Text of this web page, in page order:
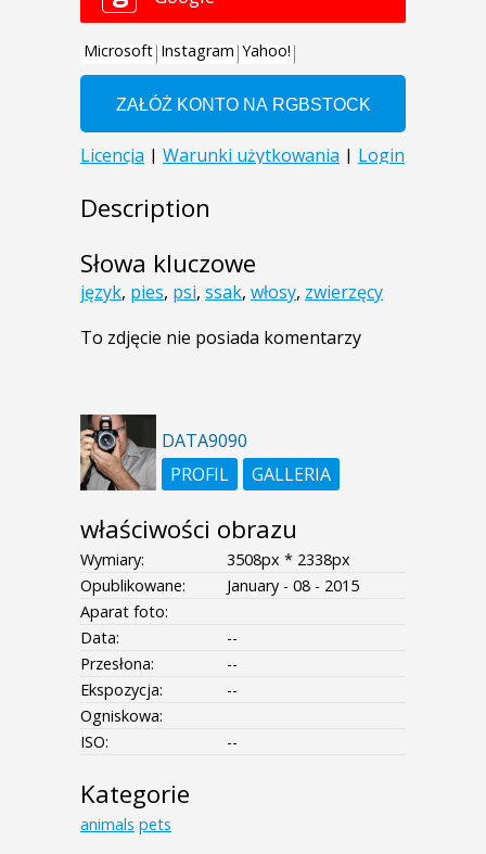
Description
Słowa kluczowe
język, pies, psi, ssak, włosy, zwierzęcy
To zdjęcie nie posiada komentarzy
DATA9090
PROFIL
GALLERIA
właściwości obrazu
Wymiary:
3508px * 2338px
Opublikowane:
January - 08 - 2015
Aparat foto:
Data:
--
Przesłona:
--
Ekspozycja:
--
Ogniskowa:
ISO:
--
Kategorie
animals pets